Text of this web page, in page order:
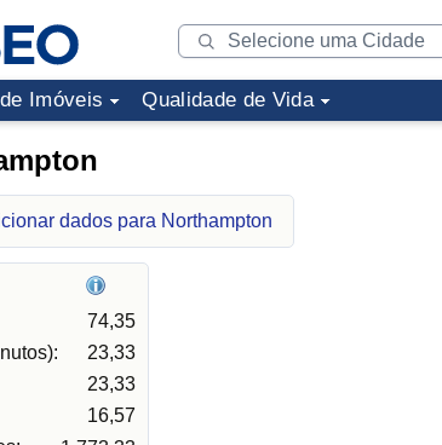
Imóveis Qualidade de Vida
dados para Northampton
74,35
23,33
23,33
16,57